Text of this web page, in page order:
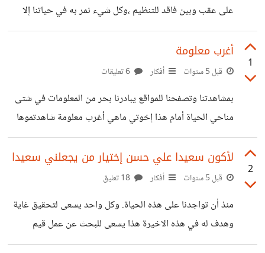
على عقب وبين فاقد للتنظيم ،وكل شيء نمر به في حياتنا إلا
ويعلمنا درس،كيف نعيش وكيف نستعد للنكبات وكيف نحول حياة
الفوضى إلى حياة الاستقرار ،وكيف نسعى إلى نشر الامن والسلام
في ذواتنا بشكل خاص والبشرية بشكل عام... أمام كل هذا ولنفكر
شيء ستفعلونه إخوتي حيال ذلك؟وكيف سيكون شعوركم؟ وما
الاشياء التي ستقومون بها في هذا اليوم الذي لاشك
1
أغرب معلومة
قبل 5 سنوات أفكار
بمشاهدتنا وتصفحنا للمواقع يبادرنا بحر من المعلومات في شتى
مناحي الحياة أمام هذا إخوتي ماهي أغرب معلومة شاهدتموها
وألهمتكم وإستغربتم من صحة صدقها ؟
2
لأكون سعيدا علي حسن إختيار من يجعلني سعيدا
قبل 5 سنوات أفكار
منذ أن تواجدنا على هذه الحياة. وكل واحد يسعى لتحقيق غاية
وهدف له في هذه الاخيرة هذا يسعى للبحث عن عمل قيم
والمغزى هو جني الدولارات وهذا يسعى لتأسيس أسرة ليجمع